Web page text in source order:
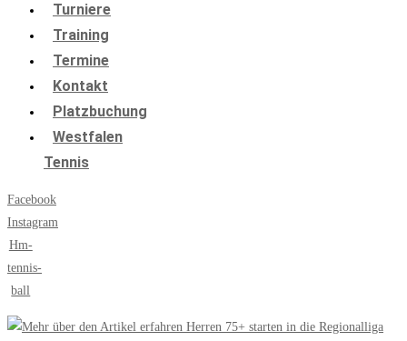
Turniere
Training
Termine
Kontakt
Platzbuchung
Westfalen
Tennis
Facebook
Instagram
Hm-
tennis-
ball